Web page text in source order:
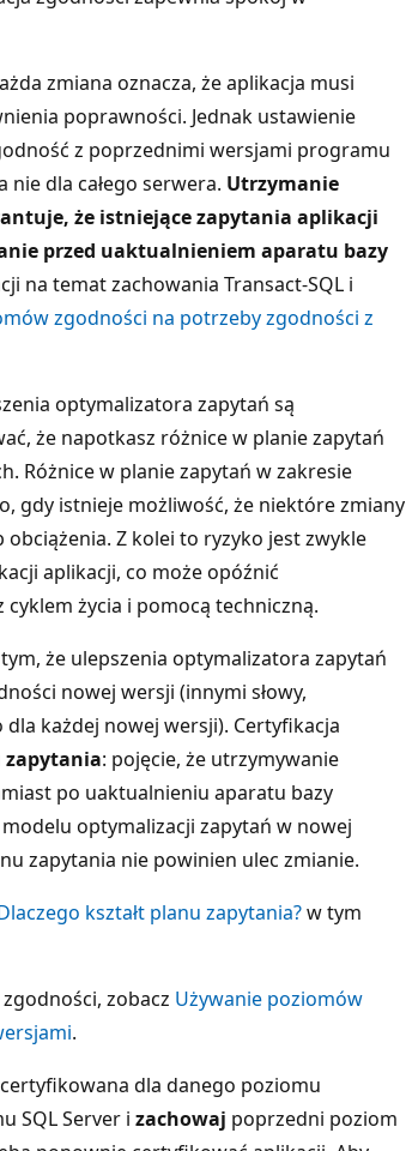
zmiana oznacza, że aplikacja musi
poprawności. Jednak ustawienie
z poprzednimi wersjami programu
nie dla całego serwera. Utrzymanie
że istniejące zapytania aplikacji
przed uaktualnieniem aparatu bazy
na temat zachowania Transact-SQL i
zgodności na potrzeby zgodności z
optymalizatora zapytań są
że napotkasz różnice w planie zapytań
Różnice w planie zapytań w zakresie
gdy istnieje możliwość, że niektóre zmiany
Z kolei to ryzyko jest zwykle
aplikacji, co może opóźnić
życia i pomocą techniczną.
że ulepszenia optymalizatora zapytań
nowej wersji (innymi słowy,
każdej nowej wersji). Certyfikacja
zapytania: pojęcie, że utrzymywanie
po uaktualnieniu aparatu bazy
optymalizacji zapytań w nowej
zapytania nie powinien ulec zmianie.
kształt planu zapytania?w tym
zobacz Używanie poziomów
.
dla danego poziomu
SQL Server i zachowaj poprzedni poziom